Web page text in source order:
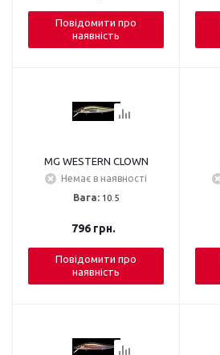
Повідомити про
наявність
MG WESTERN CLOWN
Немає в наявності
Вага: 10.5
796грн.
Повідомити про
наявність